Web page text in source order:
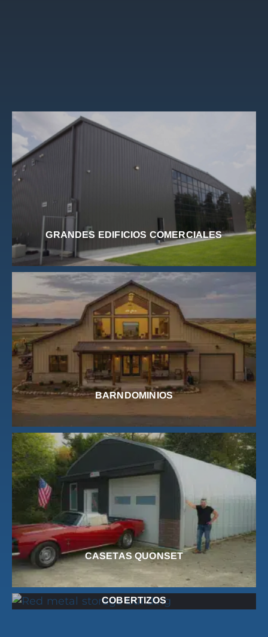
GRANDES EDIFICIOS COMERCIALES
BARNDOMINIOS
CASETAS QUONSET
COBERTIZOS